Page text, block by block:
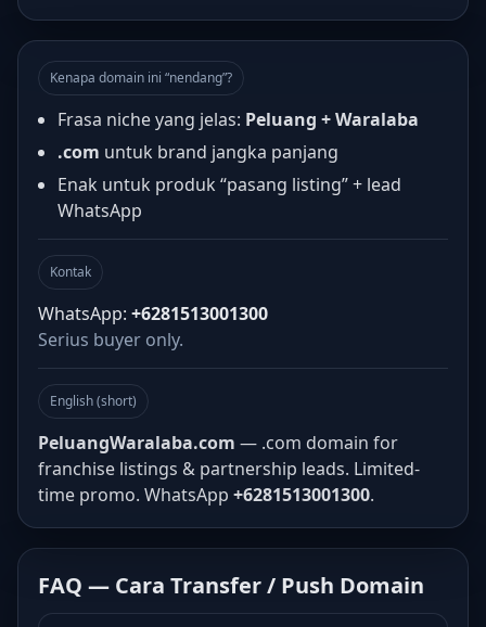
Kenapa domain ini “nendang”?
Frasa niche yang jelas: Peluang + Waralaba
.com untuk brand jangka panjang
Enak untuk produk “pasang listing” + lead
WhatsApp
Kontak
WhatsApp: +6281513001300
Serius buyer only.
English (short)
PeluangWaralaba.com — .com domain for
franchise listings & partnership leads. Limited-
time promo. WhatsApp +6281513001300.
FAQ — Cara Transfer / Push Domain